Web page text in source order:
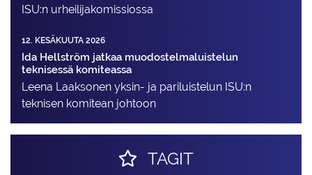
ISU:n urheilija­komissiossa
12. KESÄKUUTA 2026
Ida Hellström jatkaa muodostelmaluistelun
teknisessä komiteassa
Leena Laaksonen yksin- ja pariluistelun ISU:n
teknisen komitean johtoon
TAGIT